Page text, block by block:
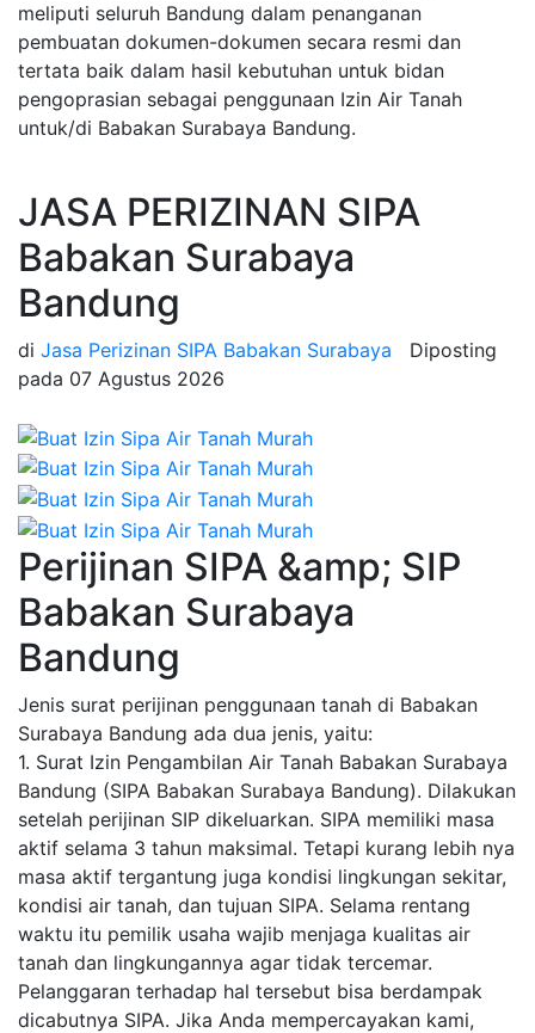
meliputi seluruh Bandung dalam penanganan
pembuatan dokumen-dokumen secara resmi dan
tertata baik dalam hasil kebutuhan untuk bidan
pengoprasian sebagai penggunaan Izin Air Tanah
untuk/di Babakan Surabaya Bandung.
JASA PERIZINAN SIPA
Babakan Surabaya
Bandung
di Jasa Perizinan SIPA Babakan Surabaya
Diposting
pada 07 Agustus 2026
Perijinan SIPA &amp; SIP
Babakan Surabaya
Bandung
Jenis surat perijinan penggunaan tanah di Babakan
Surabaya Bandung ada dua jenis, yaitu:
1. Surat Izin Pengambilan Air Tanah Babakan Surabaya
Bandung (SIPA Babakan Surabaya Bandung). Dilakukan
setelah perijinan SIP dikeluarkan. SIPA memiliki masa
aktif selama 3 tahun maksimal. Tetapi kurang lebih nya
masa aktif tergantung juga kondisi lingkungan sekitar,
kondisi air tanah, dan tujuan SIPA. Selama rentang
waktu itu pemilik usaha wajib menjaga kualitas air
tanah dan lingkungannya agar tidak tercemar.
Pelanggaran terhadap hal tersebut bisa berdampak
dicabutnya SIPA. Jika Anda mempercayakan kami,